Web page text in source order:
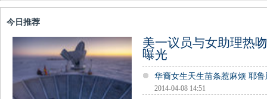
今日推荐
美一议员与女助理热
曝光
华裔女生天生苗条惹麻烦 耶
2014-04-08 14:51